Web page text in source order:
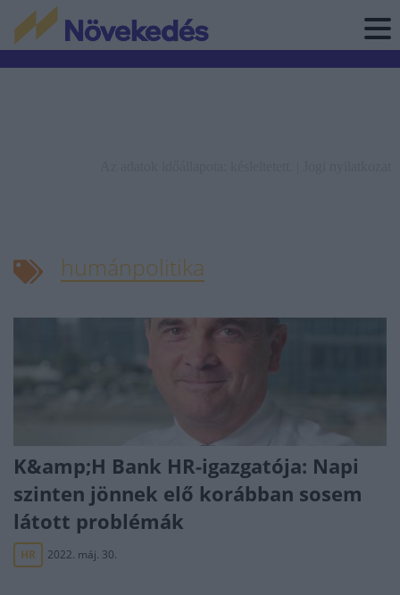
humánpolitika
K&amp;H Bank HR-igazgatója: Napi
szinten jönnek elő korábban sosem
látott problémák
HR 2022. máj. 30.